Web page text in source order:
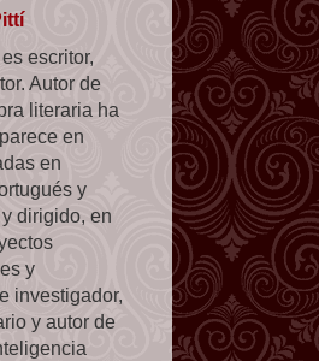
escritor,
Autor de
literaria ha
en
en
y
dirigido, en
y
investigador,
y autor de